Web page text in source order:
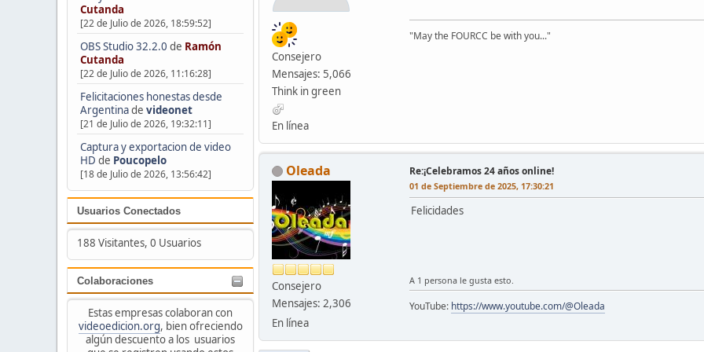
Cutanda
[22 de Julio de 2026, 18:59:52]
OBS Studio 32.2.0 de Ramón
Cutanda
[22 de Julio de 2026, 11:16:28]
Felicitaciones honestas desde
Argentinade videonet
[21 de Julio de 2026, 19:32:11]
Captura y exportacion de video
HD de Poucopelo
[18 de Julio de 2026, 13:56:42]
Usuarios Conectados
188 Visitantes, 0 Usuarios
Colaboraciones
Estas empresas colaboran con
videoedicion.org, bien ofreciendo
algún descuento a los usuarios
Consejero
Mensajes: 5,066
Think in green
En línea
"May the FOURCC be with you..."
Oleada
Consejero
Mensajes: 2,306
En línea
Re:¡Celebramos 24 años online!
01 de Septiembre de 2025, 17:30:21
Felicidades
A 1 persona le gusta esto.
YouTube: https://www.youtube.com/@Oleada